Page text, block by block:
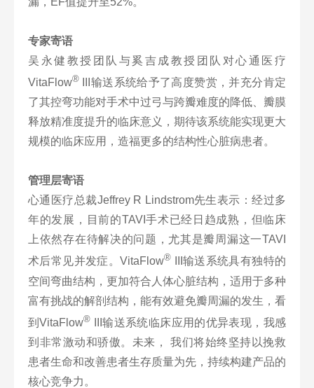
专家寄语
吴永健教授团队与奚吉成教授团队对心通医疗
VitaFlow® III输送系统给予了高度赞赏，并充分肯定
了其控弯功能对手术中过弓与跨瓣难度的降低、瓣膜
释放精准度提升的临床意义，期待该系统能实现更大
规模的临床应用，造福更多的结构性心脏病患者。
管理层寄语
心通医疗总裁Jeffrey R Lindstrom先生表示：经过多
年的发展，目前的TAVI手术已经日趋成熟，但临床
上依然存在待解决的问题，尤其是瓣周漏这一TAVI
术后常见并发症。VitaFlow® III输送系统具有独特的
空间弯曲结构，更加符合人体心脏结构，适用于多种
富有挑战的解剖结构，能有效避免瓣周漏的发生，看
到VitaFlow® III输送系统临床应用的优异表现，我感
到非常激动和骄傲。未来， 我们将始终坚持以挽救
患者生命和改善患者生存质量为先，持续构建产品的
核心竞争力。